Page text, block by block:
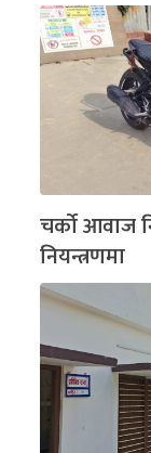
चर्को आवाज
नियन्त्रणमा